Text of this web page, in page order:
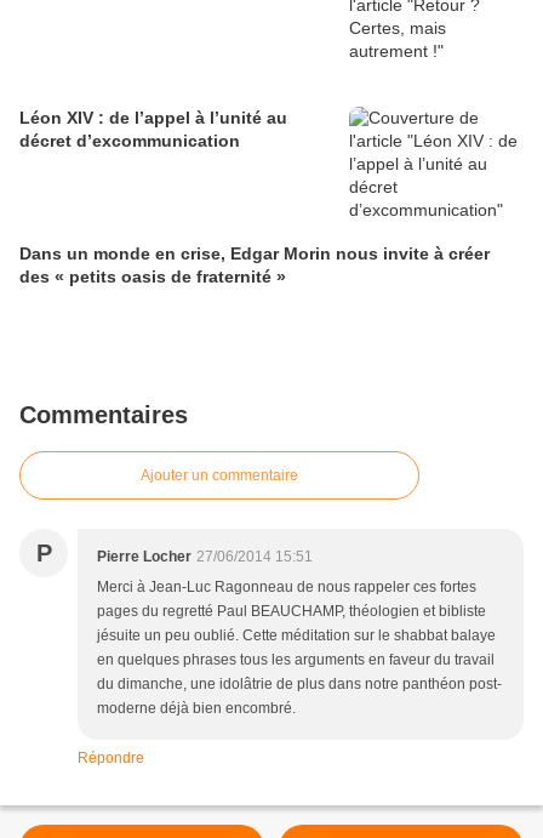
Léon XIV : de l’appel à l’unité au
décret d’excommunication
Dans un monde en crise, Edgar Morin nous invite à créer
des « petits oasis de fraternité »
Commentaires
Ajouter un commentaire
P Pierre Locher 27/06/2014 15:51
Merci à Jean-Luc Ragonneau de nous rappeler ces fortes
pages du regretté Paul BEAUCHAMP, théologien et bibliste
jésuite un peu oublié. Cette méditation sur le shabbat balaye
en quelques phrases tous les arguments en faveur du travail
du dimanche, une idolâtrie de plus dans notre panthéon post-
moderne déjà bien encombré.
Répondre